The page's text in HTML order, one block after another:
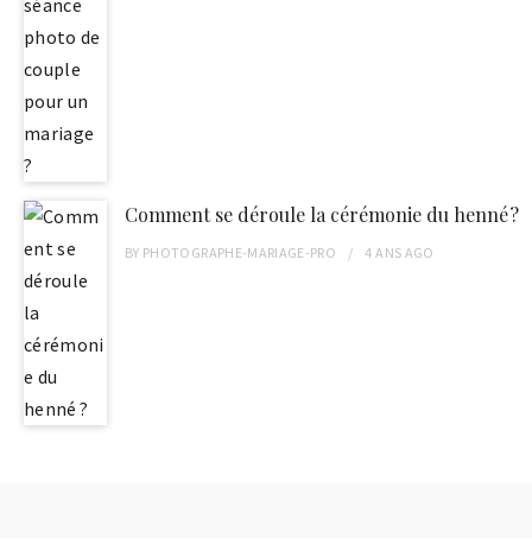
Comment se déroule la cérémonie du henné ?
BY PHOTOGRAPHE-MARIAGE-PRO 4 ANS AGO